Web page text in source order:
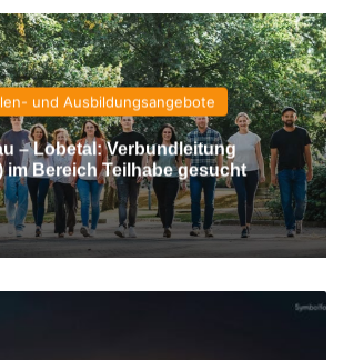
und Ausbildungsangebote
– Lobetal: Verbundleitung
im Bereich Teilhabe gesucht